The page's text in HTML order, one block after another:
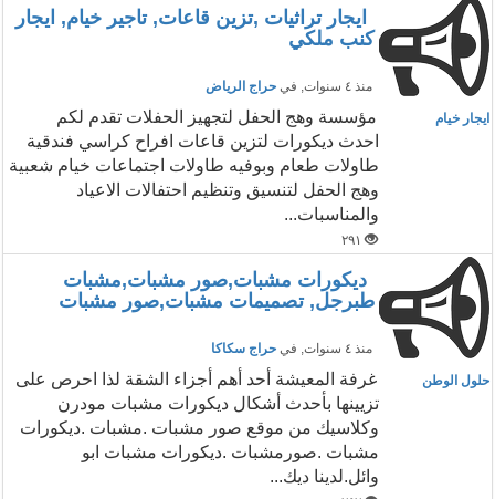
ايجار تراثيات ,تزين قاعات, تاجير خيام, ايجار
كنب ملكي
منذ ٤ سنوات , في حراج الرياض
ايجار خيام
مؤسسة وهج الحفل لتجهيز الحفلات تقدم لكم
احدث ديكورات لتزين قاعات افراح كراسي فندقية
طاولات طعام وبوفيه طاولات اجتماعات خيام شعبية
وهج الحفل لتنسيق وتنظيم احتفالات الاعياد
والمناسبات...
٢٩١
ديكورات مشبات,صور مشبات,مشبات
طبرجل, تصميمات مشبات,صور مشبات
منذ ٤ سنوات , في حراج سكاكا
حلول الوطن
غرفة المعيشة أحد أهم أجزاء الشقة لذا احرص على
تزيينها بأحدث أشكال ديكورات مشبات مودرن
وكلاسيك من موقع صور مشبات .مشبات .ديكورات
مشبات .صورمشبات .ديكورات مشبات ابو
وائل.لدينا ديك...